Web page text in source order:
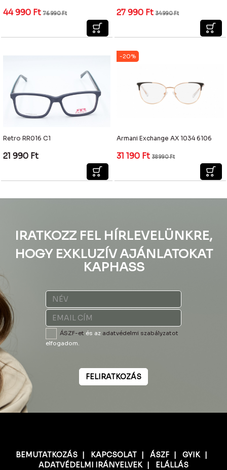
44 990 Ft 76 990Ft 27 990 Ft 34 990Ft
Retro RR016 C1
21 990 Ft
-20%
Armani Exchange AX 1034 6106
31 190 Ft 38 990Ft
IRATKOZZ FEL HÍRLEVELÜNKRE,
HOGY EXKLUZÍV AJÁNLATOKAT
KAPHASS
ÁSZF-et és az adatvédelmi szabályzatot
elfogadom.
FELIRATKOZÁS
BEMUTATKOZÁS| KAPCSOLAT| ÁSZF| GYIK|
ADATVÉDELMI IRÁNYELVEK| ELÁLLÁS